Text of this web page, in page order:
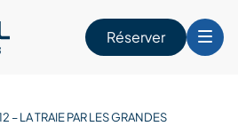
Réserver
– LA TRAIE PAR LES GRANDES